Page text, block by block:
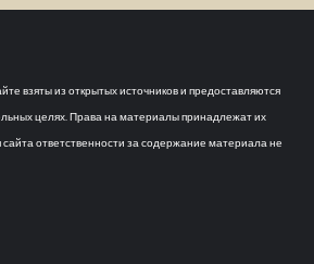
взяты из открытых источников и предоставляются
целях. Права на материалы принадлежат их
ответственности за содержание материала не